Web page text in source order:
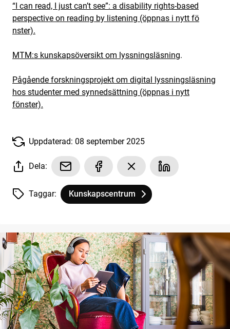
“I can read, I just can’t see”: a disability rights-based
perspective on reading by listening (öppnas i nytt fö
nster).
MTM:s kunskapsöversikt om lyssningsläsning.
Pågående forskningsprojekt om digital lyssningsläsning
hos studenter med synnedsättning (öppnas i nytt
fönster).
Uppdaterad: 08 september 2025
Dela:
Taggar: Tagg
Kunskapscentrum
tillhör
Komplext att studera genom